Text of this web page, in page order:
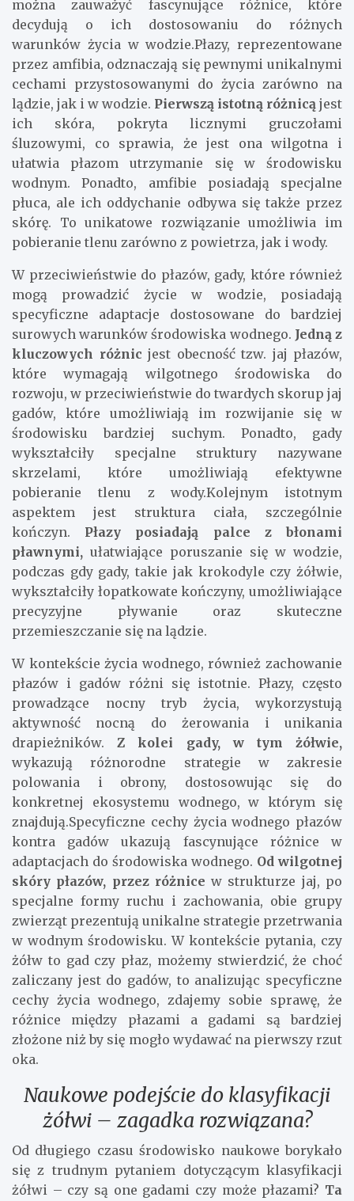
można zauważyć fascynujące różnice, które
decydują o ich dostosowaniu do różnych
warunków życia w wodzie.Płazy, reprezentowane
przez amfibia, odznaczają się pewnymi unikalnymi
cechami przystosowanymi do życia zarówno na
lądzie, jak i w wodzie. Pierwszą istotną różnicą jest
ich skóra, pokryta licznymi gruczołami
śluzowymi, co sprawia, że jest ona wilgotna i
ułatwia płazom utrzymanie się w środowisku
wodnym. Ponadto, amfibie posiadają specjalne
płuca, ale ich oddychanie odbywa się także przez
skórę. To unikatowe rozwiązanie umożliwia im
pobieranie tlenu zarówno z powietrza, jak i wody.
W przeciwieństwie do płazów, gady, które również
mogą prowadzić życie w wodzie, posiadają
specyficzne adaptacje dostosowane do bardziej
surowych warunków środowiska wodnego. Jedną z
kluczowych różnic jest obecność tzw. jaj płazów,
które wymagają wilgotnego środowiska do
rozwoju, w przeciwieństwie do twardych skorup jaj
gadów, które umożliwiają im rozwijanie się w
środowisku bardziej suchym. Ponadto, gady
wykształciły specjalne struktury nazywane
skrzelami, które umożliwiają efektywne
pobieranie tlenu z wody.Kolejnym istotnym
aspektem jest struktura ciała, szczególnie
kończyn. Płazy posiadają palce z błonami
pławnymi, ułatwiające poruszanie się w wodzie,
podczas gdy gady, takie jak krokodyle czy żółwie,
wykształciły łopatkowate kończyny, umożliwiające
precyzyjne pływanie oraz skuteczne
przemieszczanie się na lądzie.
W kontekście życia wodnego, również zachowanie
płazów i gadów różni się istotnie. Płazy, często
prowadzące nocny tryb życia, wykorzystują
aktywność nocną do żerowania i unikania
drapieżników.Z kolei gady, w tym żółwie,
wykazują różnorodne strategie w zakresie
polowania i obrony, dostosowując się do
konkretnej ekosystemu wodnego, w którym się
znajdują.Specyficzne cechy życia wodnego płazów
kontra gadów ukazują fascynujące różnice w
adaptacjach do środowiska wodnego. Od wilgotnej
skóry płazów, przez różnice w strukturze jaj, po
specjalne formy ruchu i zachowania, obie grupy
zwierząt prezentują unikalne strategie przetrwania
w wodnym środowisku. W kontekście pytania, czy
żółw to gad czy płaz, możemy stwierdzić, że choć
zaliczany jest do gadów, to analizując specyficzne
cechy życia wodnego, zdajemy sobie sprawę, że
różnice między płazami a gadami są bardziej
złożone niż by się mogło wydawać na pierwszy rzut
oka.
Naukowe podejście do klasyfikacji
żółwi – zagadka rozwiązana?
Od długiego czasu środowisko naukowe borykało
się z trudnym pytaniem dotyczącym klasyfikacji
żółwi – czy są one gadami czy może płazami? Ta